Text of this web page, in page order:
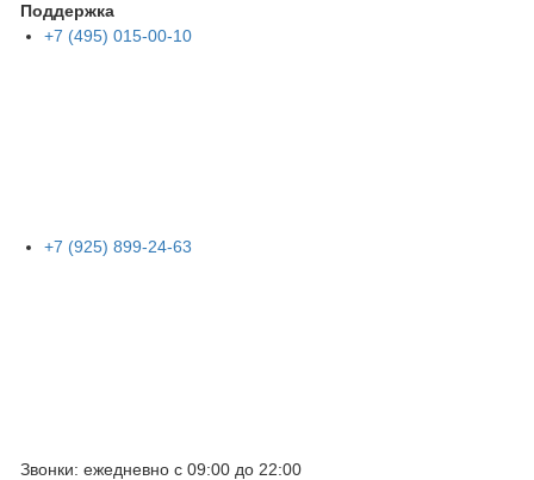
Поддержка
+7 (495) 015-00-10
+7 (925) 899-24-63
Звонки: ежедневно с 09:00 до 22:00